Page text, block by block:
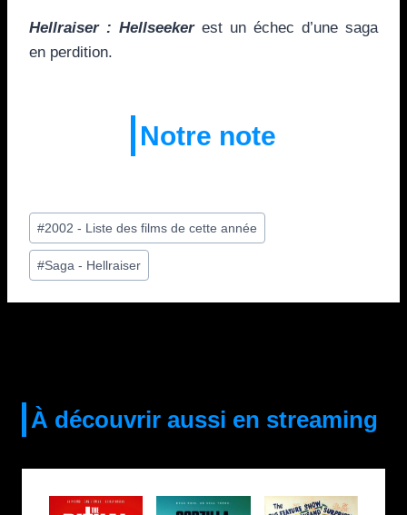
Hellraiser : Hellseekerest un échec d’une saga
en perdition.
Notre note
Étiquettes
de
la
#2002 - Liste des films de cette année
#Saga - Hellraiser
À découvrir aussi en streaming